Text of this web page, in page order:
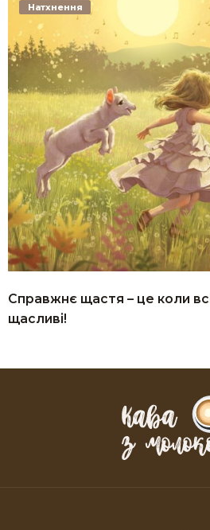
Справжнє щастя – це коли
щасливі!
Натхнення